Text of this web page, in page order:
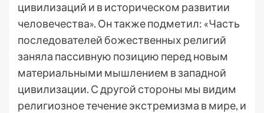
цивилизаций и в историческом развитии
человечества». Он также подметил: «Часть
последователей божественных религий
заняла пассивную позицию перед новым
материальными мышлением в западной
цивилизации. С другой стороны мы видим
религиозное течение экстремизма в мире, и